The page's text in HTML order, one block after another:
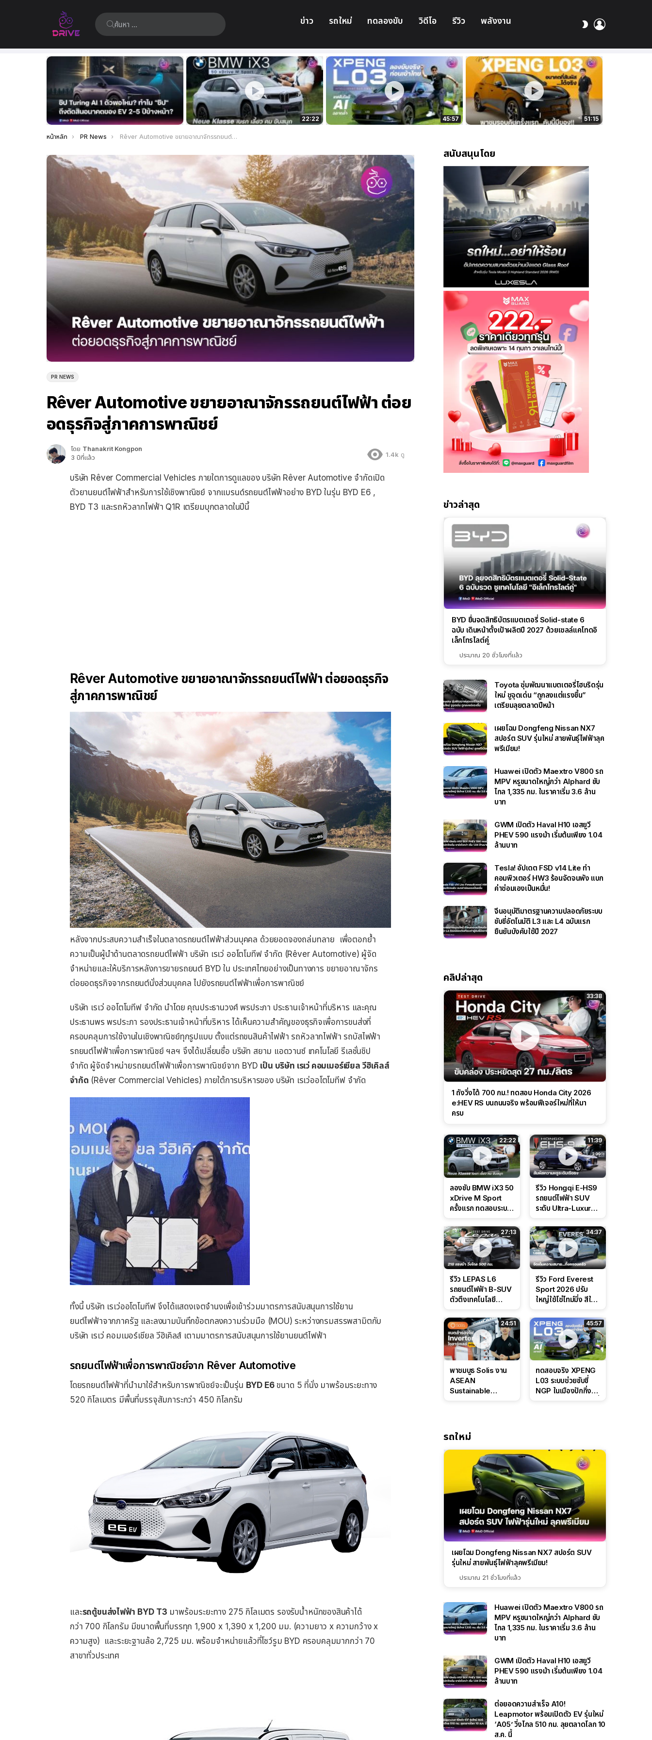
ค้นหา: ข่าว รถใหม่ ทดลองขับ วิดีโอ รีวิว พลังงาน
สลับ
เรื่อง
ล่าสุด
22:22 45:57 51:15
คุณอยู่ที่นี่:
หน้าหลัก PR News Rêver Automotive ขยายอาณาจักรรถยนต์ไฟฟ้า ต่อยอดธุรกิจสู่ภาคการพาณิชย์
PR NEWS
Rêver Automotive ขยายอาณาจักรรถยนต์ไฟฟ้า ต่อย
อดธุรกิจสู่ภาคการพาณิชย์
โดย Thanakrit Kongpon
3 ปีที่แล้ว
1.4k ดู
บริษัท Rêver Commercial Vehicles ภายใตการดูแลของ บริษัท Rêver Automotive จำกัดเปิด
ตัวยานยนต์ไฟฟ้าสำหรับการใช้เชิงพาณิชย์ จากแบรนด์รถยนต์ไฟฟ้าอย่าง BYD ในรุ่น BYD E6 ,
BYD T3 และรถหัวลากไฟฟ้า Q1R เตรียมบุกตลาดในปีนี้
Rêver Automotive ขยายอาณาจักรรถยนต์ไฟฟ้า ต่อยอดธุรกิจ
สู่ภาคการพาณิชย์
หลังจากประสบความสำเร็จในตลาดรถยนต์ไฟฟ้าส่วนบุคคล ด้วยยอดจองถล่มทลาย เพื่อตอกย้ำ
ความเป็นผู้นำด้านตลาดรถยนต์ไฟฟ้า บริษัท เรเว่ ออโตโมทีฟ จำกัด (Rêver Automotive) ผู้จัด
จำหน่ายและให้บริการหลังการขายรถยนต์ BYD ใน ประเทศไทยอย่างเป็นทางการ ขยายอาณาจักร
ต่อยอดธุรกิจจากรถยนต์นั่งส่วนบุคคล ไปยังรถยนต์ไฟฟ้าเพื่อการพาณิชย์
บริษัท เรเว่ ออโตโมทีฟ จำกัด นำโดย คุณประธานวงศ์ พรประภา ประธานเจ้าหน้าที่บริหาร และคุณ
ประธานพร พรประภา รองประธานเจ้าหน้าที่บริหาร ได้เห็นความสำคัญของธุรกิจเพื่อการขนส่งที่
ครอบคลุมการใช้งานในเชิงพาณิชย์ทุกรูปแบบ ตั้งแต่รถขนสินค้าไฟฟ้า รถหัวลากไฟฟ้า รถบัสไฟฟ้า
รถยนต์ไฟฟ้าเพื่อการพาณิชย์ ฯลฯ จึงได้เปลี่ยนชื่อ บริษัท สยาม แอดวานซ์ เทคโนโลยี รีเลชั่นชิป
จำกัด ผู้จัดจำหน่ายรถยนต์ไฟฟ้าเพื่อการพาณิชย์จาก BYD เป็น บริษัท เรเว่ คอมเมอร์เชียล วีฮิเคิลส์
จำกัด (Rêver Commercial Vehicles) ภายใต้การบริหารของ บริษัท เรเว่ออโตโมทีฟ จำกัด
ทั้งนี้ บริษัท เรเว่ออโตโมทีฟ จึงได้แสดงเจตจำนงเพื่อเข้าร่วมมาตรการสนับสนุนการใช้ยาน
ยนต์ไฟฟ้าจากภาครัฐ และลงนามบันทึกข้อตกลงความร่วมมือ (MOU) ระหว่างกรมสรรพสามิตกับ
บริษัท เรเว่ คอมเมอร์เชียล วีฮิเคิลส์ เตามมาตรการสนับสนุนการใช้ยานยนต์ไฟฟ้า
รถยนต์ไฟฟ้าเพื่อการพาณิชย์จาก Rêver Automotive
โดยรถยนต์ไฟฟ้าที่นำมาใช้สำหรับการพาณิชย์จะเป็นรุ่น BYD E6ขนาด 5 ที่นั่ง มาพร้อมระยะทาง
520 กิโลเมตร มีพื้นที่บรรจุสัมภาระกว่า 450 กิโลกรัม
และรถตู้ขนส่งไฟฟ้า BYD T3 มาพร้อมระยะทาง 275 กิโลเมตร รองรับน้ำหนักของสินค้าได้
กว่า 700 กิโลกรัม มีขนาดพื้นที่บรรทุก 1,900 x 1,390 x 1,200 มม. (ความยาว x ความกว้าง x
ความสูง) และระยะฐานล้อ 2,725 มม. พร้อมจำหน่ายแล้วที่โชว์รูม BYD ครอบคลุมมากกว่า 70
สาขาทั่วประเทศ
สนับสนุนโดย
ข่าวล่าสุด
BYD ยื่นจดสิทธิบัตรแบตเตอรี่ Solid-state 6
ฉบับ เดินหน้าตั้งเป้าผลิตปี 2027 ด้วยเซลล์แคโทดอิ
เล็กโทรไลต์คู่
ประมาณ 20 ชั่วโมงที่แล้ว
Toyota ซุ่มพัฒนาแบตเตอรี่ไฮบริดรุ่น
ใหม่ ชูจุดเด่น “ถูกลงแต่แรงขึ้น”
เตรียมลุยตลาดปีหน้า
เผยโฉม Dongfeng Nissan NX7
สปอร์ต SUV รุ่นใหม่ สายพันธุ์ไฟฟ้าลุค
พรีเมียม!
Huawei เปิดตัว Maextro V800 รถ
MPV หรูขนาดใหญ่กว่า Alphard ขับ
ไกล 1,335 กม. ในราคาเริ่ม 3.6 ล้าน
บาท
GWM เปิดตัว Haval H10 เอสยูวี
PHEV 590 แรงม้า เริ่มต้นเพียง 1.04
ล้านบาท
Tesla! อัปเดต FSD v14 Lite ทำ
คอมพิวเตอร์ HW3 ร้อนจัดจนพัง แบก
ค่าซ่อมเองเป็นหมื่น!
จีนอนุมัติมาตรฐานความปลอดภัยระบบ
ขับขี่อัตโนมัติ L3 และ L4 ฉบับแรก
ยืนยันบังคับใช้ปี 2027
คลิปล่าสุด
33:38
1 ถังวิ่งได้ 700 กม.! ทดสอบ Honda City 2026
e:HEV RS บนถนนจริง พร้อมฟีเจอร์ใหม่ที่ให้มา
ครบ
22:22
ลองขับ BMW iX3 50
xDrive M Sport
ครั้งแรก ทดสอบระบบ
Performance แบบ
จัดเต็มในสนาม
11:39
รีวิว Hongqi E-HS9
รถยนต์ไฟฟ้า SUV
ระดับ Ultra-Luxury
CDC นุ่มหนึบเหนือ
ระดับ
27:13
รีวิว LEPAS L6
รถยนต์ไฟฟ้า B-SUV
ตัวตึงเทคโนโลยี
ล่างหนึบ ลุ้นราคา 7
แสนต้น
34:37
รีวิว Ford Everest
Sport 2026 ปรับ
ใหญ่ใช้โซ่ไทม์มิ่ง สีใหม่
ดุดันสไตล์ครอบครัว
สายลุย
24:51
พาชมบูธ Solis งาน
ASEAN
Sustainable
IntelliHouse และ
EverCORE โซลูชัน
ESS ครบวงจร
45:57
ทดสอบจริง XPENG
L03 ระบบช่วยขับขี่
NGP ในเมืองปักกิ่ง
รถใหม่
เผยโฉม Dongfeng Nissan NX7 สปอร์ต SUV
รุ่นใหม่ สายพันธุ์ไฟฟ้าลุคพรีเมียม!
ประมาณ 21 ชั่วโมงที่แล้ว
Huawei เปิดตัว Maextro V800 รถ
MPV หรูขนาดใหญ่กว่า Alphard ขับ
ไกล 1,335 กม. ในราคาเริ่ม 3.6 ล้าน
บาท
GWM เปิดตัว Haval H10 เอสยูวี
PHEV 590 แรงม้า เริ่มต้นเพียง 1.04
ล้านบาท
ต่อยอดความสำเร็จ A10!
Leapmotor พร้อมเปิดตัว EV รุ่นใหม่
‘A05’ วิ่งไกล 510 กม. ลุยตลาดโลก 10
ส.ค. นี้